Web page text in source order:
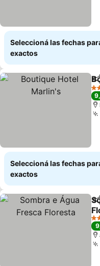
Seleccioná las fechas
exactos
4
Seleccioná las fechas
exactos
5